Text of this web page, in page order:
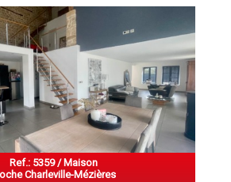
Ref.: 5359 / Maison
Charleville-Mézières